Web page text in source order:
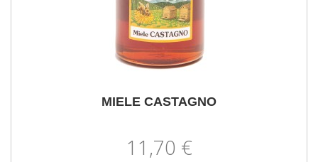
MIELE CASTAGNO
11,70 €